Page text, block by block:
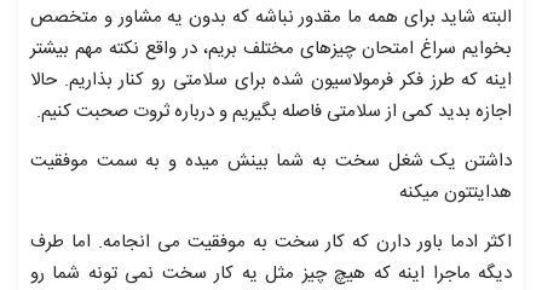
البته شاید برای همه ما مقدور نباشه که بدون یه مشاور و متخصص
بخوایم سراغ امتحان چیزهای مختلف بریم، در واقع نکته مهم بیشتر
اینه که طرز فکر فرمولاسیون شده برای سلامتی رو کنار بذاریم. حالا
اجازه بدید کمی از سلامتی فاصله بگیریم و درباره ثروت صحبت کنیم.
داشتن یک شغل سخت به شما بینش میده و به سمت موفقیت
هدایتتون میکنه
اکثر ادما باور دارن که کار سخت به موفقیت می انجامه. اما طرف
دیگه ماجرا اینه که هیچ چیز مثل یه کار سخت نمی تونه شما رو